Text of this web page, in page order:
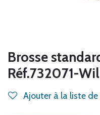
Brosse
Réf.732071-
Ajouter à la liste